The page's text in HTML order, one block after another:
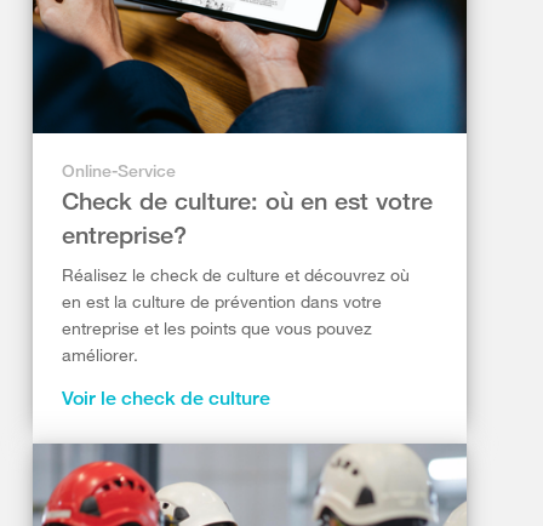
Online-Service
Check de culture: où en est votre
entreprise?
Réalisez le check de culture et découvrez où
en est la culture de prévention dans votre
entreprise et les points que vous pouvez
améliorer.
Voir le check de culture